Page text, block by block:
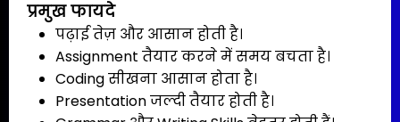
प्रमुख फायदे
पढ़ाई तेज़ और आसान होती है।
Assignment तैयार करने में समय बचता है।
Coding सीखना आसान होता है।
Presentation जल्दी तैयार होती है।